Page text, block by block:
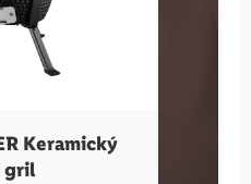
Keramický
gril